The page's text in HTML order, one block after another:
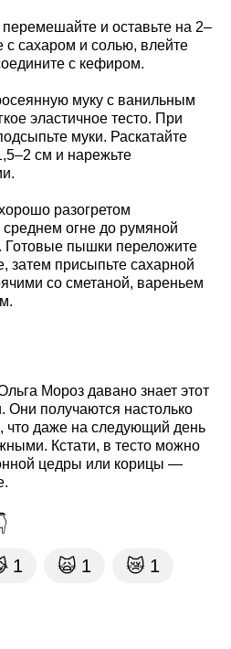
и оставьте на 2–
сахаром и солью, влейте
с кефиром.
муку с ванильным
эластичное тесто. При
муки. Раскатайте
см и нарежьте
разогретом
огне до румяной
Готовые пышки переложите
затем присыпьте сахарной
со сметаной, вареньем
Мороз давано знает этот
Они получаются настолько
что даже на следующий день
Кстати, в тесто можно
цедры или корицы —
1 🙀 1 😿 1